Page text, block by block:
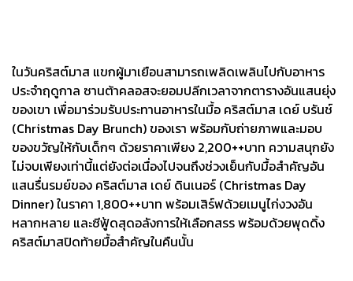
ในวันคริสต์มาส แขกผู้มาเยือนสามารถเพลิดเพลินไปกับอาหาร
ประจำฤดูกาล ซานต้าคลอสจะยอมปลีกเวลาจากตารางอันแสนยุ่ง
ของเขา เพื่อมาร่วมรับประทานอาหารในมื้อ คริสต์มาส เดย์ บรันช์
(Christmas Day Brunch) ของเรา พร้อมกับถ่ายภาพและมอบ
ของขวัญให้กับเด็กๆ ด้วยราคาเพียง 2,200++บาท ความสนุกยัง
ไม่จบเพียงเท่านี้แต่ยังต่อเนื่องไปจนถึงช่วงเย็นกับมื้อสำคัญอัน
แสนรื่นรมย์ของ คริสต์มาส เดย์ ดินเนอร์ (Christmas Day
Dinner) ในราคา 1,800++บาท พร้อมเสิร์ฟด้วยเมนูไก่งวงอัน
หลากหลาย และซีฟู้ดสุดอลังการให้เลือกสรร พร้อมด้วยพุดดิ้ง
คริสต์มาสปิดท้ายมื้อสำคัญในคืนนั้น